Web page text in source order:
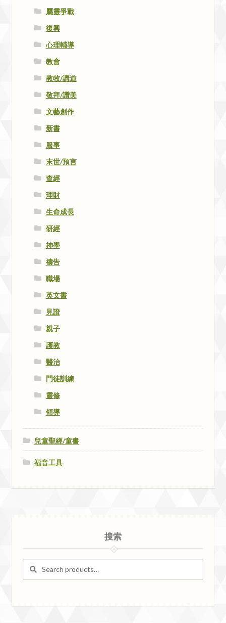
屬靈爭戰
復興
心理輔導
教會
教牧/講道
敬拜/讚美
文藝創作
新書
服事
末世/預言
查經
理財
生命成長
研經
神學
禱告
職場
英文書
見證
親子
護教
醫治
門徒訓練
靈修
領導
兒童聖經/童書
福音工具
搜索